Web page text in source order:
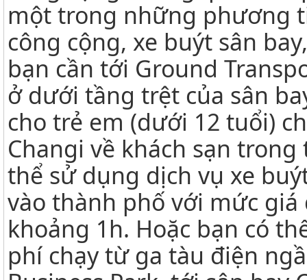
một trong những phương
công cộng, xe buýt sân
bạn cần tới Ground
ở dưới tầng trệt của sân
cho trẻ em (dưới 12 tuổi)
Changi về khách sạn
thể sử dụng dịch vụ xe
vào thành phố với mức
khoảng 1h. Hoặc bạn có
phí chạy từ ga tàu điện